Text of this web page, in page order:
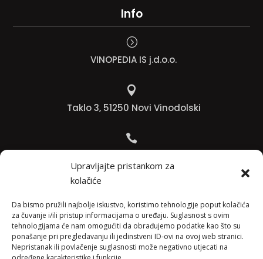
Upravljajte pristankom za
kolačiće
Da bismo pružili najbolje iskustvo, koristimo tehnologije poput kolačića
za čuvanje i/ili pristup informacijama o uređaju. Suglasnost s ovim
tehnologijama će nam omogućiti da obrađujemo podatke kao što su
ponašanje pri pregledavanju ili jedinstveni ID-ovi na ovoj web stranici.
Nepristanak ili povlačenje suglasnosti može negativno utjecati na
Info
=
VINOPEDIA IS j.d.o.o.

Taklo 3, 51250 Novi Vinodolski

Jadranko +385 91 501 4218

info@vinopedia.hr